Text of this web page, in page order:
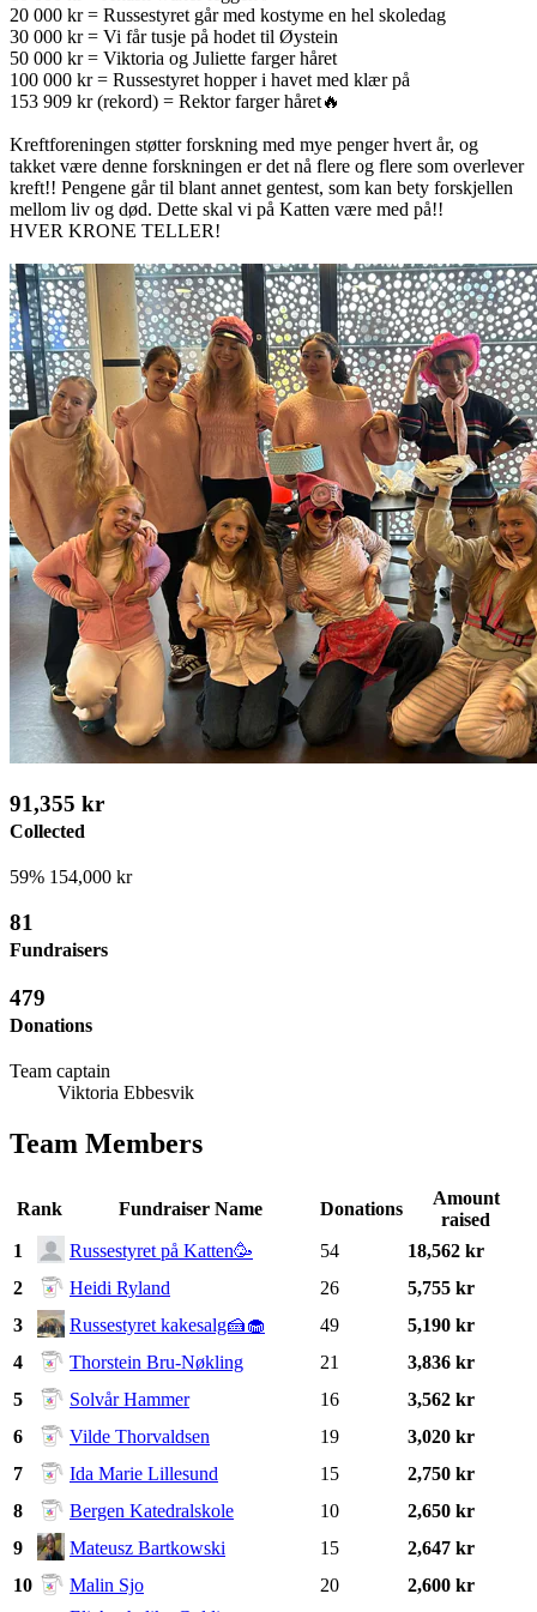
20 000 kr = Russestyret går med kostyme en hel skoledag
30 000 kr = Vi får tusje på hodet til Øystein
50 000 kr = Viktoria og Juliette farger håret
100 000 kr = Russestyret hopper i havet med klær på
153 909 kr (rekord) = Rektor farger håret🔥
Kreftforeningen støtter forskning med mye penger hvert år, og
takket være denne forskningen er det nå flere og flere som overlever
kreft!! Pengene går til blant annet gentest, som kan bety forskjellen
mellom liv og død. Dette skal vi på Katten være med på!!
HVER KRONE TELLER!
91,355 kr
Collected
59% 154,000 kr
81
Fundraisers
479
Donations
Team captain
Viktoria Ebbesvik
Team Members
Rank Fundraiser Name Donations
Amount
raised
1
Russestyret på Katten🥳 54
18,562 kr
2
Heidi Ryland 26
5,755 kr
3
Russestyret kakesalg🍰🧁 49
5,190 kr
4
Thorstein Bru-Nøkling 21
3,836 kr
5
Solvår Hammer 16
3,562 kr
6
Vilde Thorvaldsen 19
3,020 kr
7
Ida Marie Lillesund 15
2,750 kr
8
Bergen Katedralskole 10
2,650 kr
9
Mateusz Bartkowski 15
2,647 kr
10
Malin Sjo 20
2,600 kr